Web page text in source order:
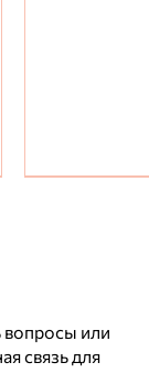
очень
вопросы или
связь для